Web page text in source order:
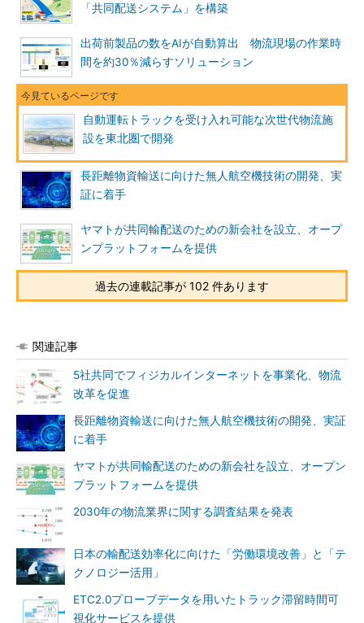
「共同配送システム」を構築
出荷前製品の数をAIが自動算出 物流現場の作業時
間を約30％減らすソリューション
自動運転トラックを受け入れ可能な次世代物流施
設を東北圏で開発
長距離物資輸送に向けた無人航空機技術の開発、実
証に着手
ヤマトが共同輸配送のための新会社を設立、オープ
ンプラットフォームを提供
過去の連載記事が 102 件あります
関連記事
5社共同でフィジカルインターネットを事業化、物流
改革を促進
長距離物資輸送に向けた無人航空機技術の開発、実証
に着手
ヤマトが共同輸配送のための新会社を設立、オープン
プラットフォームを提供
2030年の物流業界に関する調査結果を発表
日本の輸配送効率化に向けた「労働環境改善」と「テ
クノロジー活用」
ETC2.0プローブデータを用いたトラック滞留時間可
視化サービスを提供